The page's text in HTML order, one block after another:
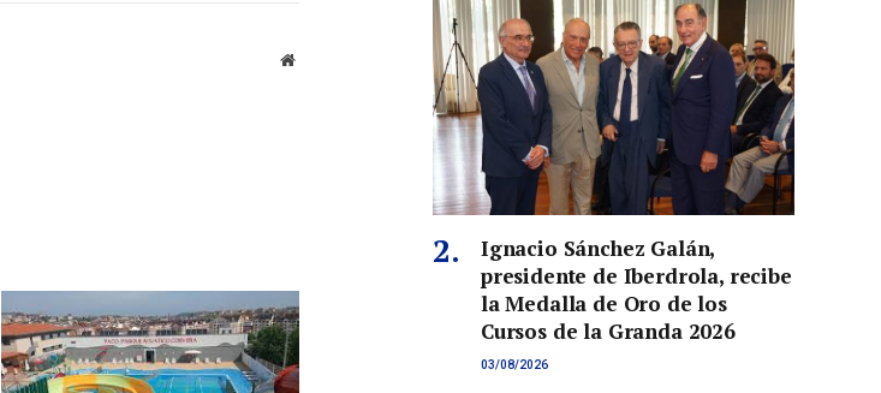
Sitio
Ignacio Sánchez Galán,
presidente de Iberdrola, recibe
la Medalla de Oro de los
Cursos de la Granda 2026
03/08/2026